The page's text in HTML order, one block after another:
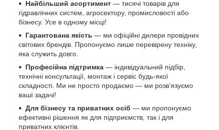
Найбільший асортимент — тисячі товарів для
гідравлічних систем, агросектору, промисловості або
бізнесу. Усе в одному місці!
Гарантована якість — ми офіційні дилери провідних
світових брендів. Пропонуємо лише перевірену техніку,
яка служить довго.
Професійна підтримка — індивідуальний підбір,
технічні консультації, монтаж і сервіс будь-якої
складності. Ми не просто продаємо — ми розв’язуємо
ваші задачі!
Для бізнесу та приватних осіб — ми пропонуємо
ефективні рішення як для підприємств, так і для
приватних клієнтів.